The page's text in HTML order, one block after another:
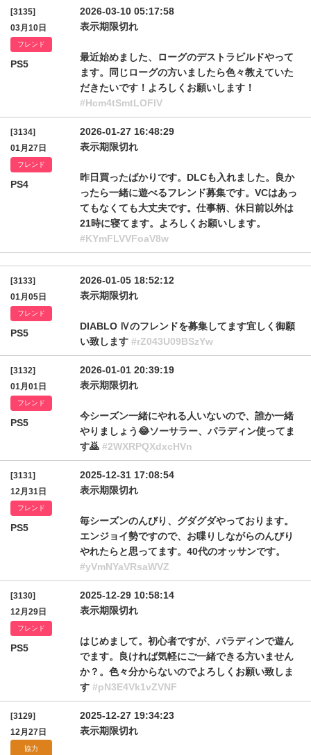
[3135]
03月10日
フレンド
PS5
2026-03-10 05:17:58
表示期限切れ
最近始めました、ローグのデストラビルドやって
ます。同じローグの方いましたら色々教えていた
だきたいです！よろしくお願いします！
#Hcm4tSmtLOFlV
[3134]
01月27日
フレンド
PS4
2026-01-27 16:48:29
表示期限切れ
昨日買ったばかりです。DLCも入れました。良か
ったら一緒に遊べるフレンド募集です。VCはあっ
てもなくても大丈夫です。仕事柄、休日前以外は
21時に寝てます。よろしくお願いします。
#KYmFLVVFoaV8w
[3133]
01月05日
フレンド
PS5
2026-01-05 18:52:12
表示期限切れ
DIABLO Ⅳのフレンドを募集してます宜しく御願
い致します #rZ043U09BSzYw
[3132]
01月01日
フレンド
PS5
2026-01-01 20:39:19
表示期限切れ
今シーズン一緒にやれる人いないので、誰か一緒
やりましょう😂ソーサラー、パラディン使ってま
す🙇 #2WXRPQXdxcHVn
[3131]
12月31日
フレンド
PS5
2025-12-31 17:08:54
表示期限切れ
毎シーズンのんびり、グダグダやっております。
エンジョイ勢ですので、お喋りしながらのんびり
やれたらと思ってます。40代のオッサンです。
#yVmNYaVRsaWVZ
[3130]
12月29日
フレンド
PS5
2025-12-29 10:58:14
表示期限切れ
はじめまして。初心者ですが、パラディンで遊ん
でます。良ければ気軽にご一緒できる方いません
か？。色々分からないのでよろしくお願い致しま
す #pN3E4Vk1vZVNF
[3129]
12月27日
協力
2025-12-27 19:34:23
表示期限切れ